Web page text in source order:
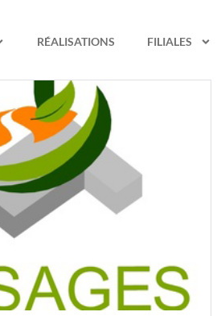
RÉALISATIONS FILIALES